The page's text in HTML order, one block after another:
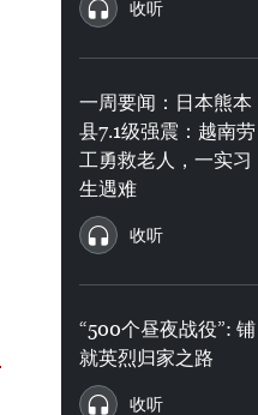
收听
一周要闻：日本熊本
县7.1级强震：越南劳
工勇救老人，一实习
生遇难
收听
“500个昼夜战役”: 铺
就英烈归家之路
收听